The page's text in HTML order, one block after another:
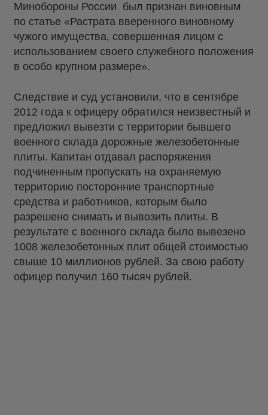
Минобороны России был признан виновным
по статье «Растрата вверенного виновному
чужого имущества, совершенная лицом с
использованием своего служебного положения
в особо крупном размере».
Следствие и суд установили, что в сентябре
2012 года к офицеру обратился неизвестный и
предложил вывезти с территории бывшего
военного склада дорожные железобетонные
плиты. Капитан отдавал распоряжения
подчиненным пропускать на охраняемую
территорию посторонние транспортные
средства и работников, которым было
разрешено снимать и вывозить плиты. В
результате с военного склада было вывезено
1008 железобетонных плит общей стоимостью
свыше 10 миллионов рублей. За свою работу
офицер получил 160 тысяч рублей.